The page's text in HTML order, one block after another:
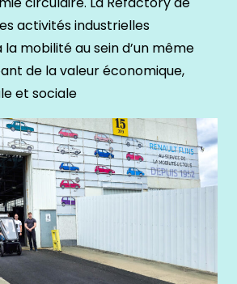
activités industrielles
mobilité au sein d’un même
de la valeur économique,
et sociale